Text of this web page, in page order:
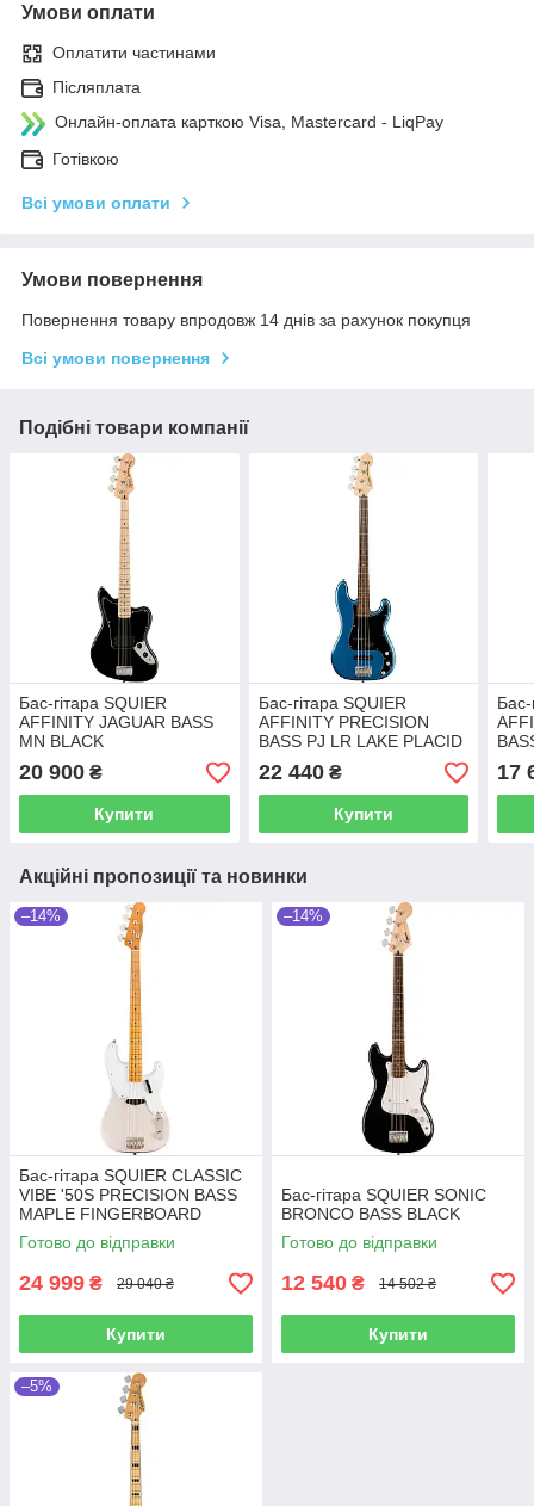
Умови оплати
Оплатити частинами
Післяплата
Онлайн-оплата карткою Visa, Mastercard - LiqPay
Готівкою
Всі умови оплати
Умови повернення
Повернення товару впродовж 14 днів за рахунок покупця
Всі умови повернення
Подібні товари компанії
Бас-гітара SQUIER
AFFINITY JAGUAR BASS
MN BLACK
20 900 ₴
Купити
Бас-гітара SQUIER
AFFINITY PRECISION
BASS PJ LR LAKE PLACID
BLUE
22 440₴
Купити
Бас-
17
Акційні пропозиції та новинки
–14%
Бас-гітара SQUIER CLASSIC
VIBE '50S PRECISION BASS
MAPLE FINGERBOARD
WHITE BLONDE
Готово до відправки
24 999 ₴ 29 040 ₴
Купити
–14%
Бас-гітара SQUIER SONIC
BRONCO BASS BLACK
Готово до відправки
12 540 ₴ 14 502 ₴
Купити
–5%